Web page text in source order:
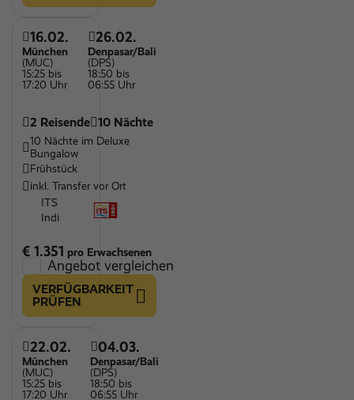
16.02.
München
(MUC)
15:25 bis
17:20 Uhr
26.02.
Denpasar/Bali
(DPS)
18:50 bis
06:55 Uhr
2 Reisende 10 Nächte
10 Nächte im Deluxe
Bungalow
Frühstück
inkl. Transfer vor Ort
ITS
Indi
€ 1.351 pro Erwachsenen
Angebot vergleichen
VERFÜGBARKEIT
PRÜFEN
22.02.
München
(MUC)
15:25 bis
17:20 Uhr
04.03.
Denpasar/Bali
(DPS)
18:50 bis
06:55 Uhr